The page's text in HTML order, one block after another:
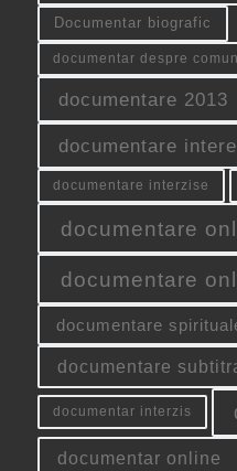
Documentar biografic
documentar despre
documentare 2013
documentare
documentare interzise
documentare
documentare
documentare
documentare
documentar interzis
documentar online